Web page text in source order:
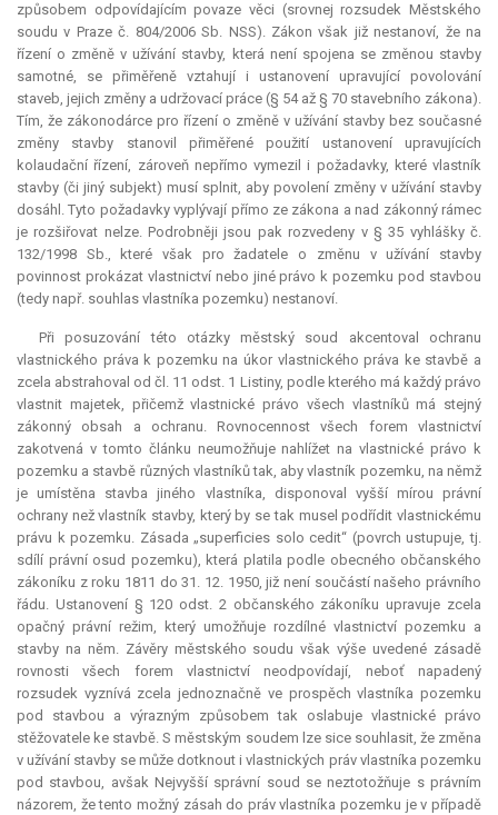
způsobem odpovídajícím povaze věci (srovnej rozsudek Městského
soudu v Praze č. 804/2006 Sb. NSS). Zákon však již nestanoví, že na
řízení o změně v užívání stavby, která není spojena se změnou stavby
samotné, se přiměřeně vztahují i ustanovení upravující povolování
staveb, jejich změny a udržovací práce (§ 54 až § 70 stavebního zákona).
Tím, že zákonodárce pro řízení o změně v užívání stavby bez současné
změny stavby stanovil přiměřené použití ustanovení upravujících
kolaudační řízení, zároveň nepřímo vymezil i požadavky, které vlastník
stavby (či jiný subjekt) musí splnit, aby povolení změny v užívání stavby
dosáhl. Tyto požadavky vyplývají přímo ze zákona a nad zákonný rámec
je rozšiřovat nelze. Podrobněji jsou pak rozvedeny v § 35 vyhlášky č.
132/1998 Sb., které však pro žadatele o změnu v užívání stavby
povinnost prokázat vlastnictví nebo jiné právo k pozemku pod stavbou
(tedy např. souhlas vlastníka pozemku) nestanoví.
Při posuzování této otázky městský soud akcentoval ochranu
vlastnického práva k pozemku na úkor vlastnického práva ke stavbě a
zcela abstrahoval od čl. 11 odst. 1 Listiny, podle kterého má každý právo
vlastnit majetek, přičemž vlastnické právo všech vlastníků má stejný
zákonný obsah a ochranu. Rovnocennost všech forem vlastnictví
zakotvená v tomto článku neumožňuje nahlížet na vlastnické právo k
pozemku a stavbě různých vlastníků tak, aby vlastník pozemku, na němž
je umístěna stavba jiného vlastníka, disponoval vyšší mírou právní
ochrany než vlastník stavby, který by se tak musel podřídit vlastnickému
právu k pozemku. Zásada „superficies solo cedit“ (povrch ustupuje, tj.
sdílí právní osud pozemku), která platila podle obecného občanského
zákoníku z roku 1811 do 31. 12. 1950, již není součástí našeho právního
řádu. Ustanovení § 120 odst. 2 občanského zákoníku upravuje zcela
opačný právní režim, který umožňuje rozdílné vlastnictví pozemku a
stavby na něm. Závěry městského soudu však výše uvedené zásadě
rovnosti všech forem vlastnictví neodpovídají, neboť napadený
rozsudek vyznívá zcela jednoznačně ve prospěch vlastníka pozemku
pod stavbou a výrazným způsobem tak oslabuje vlastnické právo
stěžovatele ke stavbě. S městským soudem lze sice souhlasit, že změna
v užívání stavby se může dotknout i vlastnických práv vlastníka pozemku
pod stavbou, avšak Nejvyšší správní soud se neztotožňuje s právním
názorem, že tento možný zásah do práv vlastníka pozemku je v případě